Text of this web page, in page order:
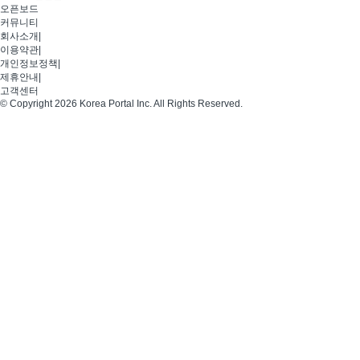
오픈보드
커뮤니티
회사소개
이용약관
개인정보정책
제휴안내
고객센터
© Copyright 2026 Korea Portal Inc. All Rights Reserved.